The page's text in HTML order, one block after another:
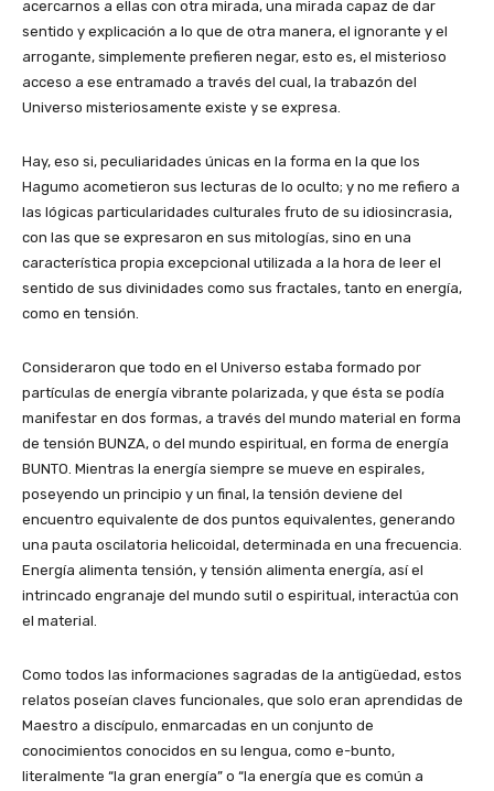
acercarnos a ellas con otra mirada, una mirada capaz de dar
sentido y explicación a lo que de otra manera, el ignorante y el
arrogante, simplemente prefieren negar, esto es, el misterioso
acceso a ese entramado a través del cual, la trabazón del
Universo misteriosamente existe y se expresa.
Hay, eso si, peculiaridades únicas en la forma en la que los
Hagumo acometieron sus lecturas de lo oculto; y no me refiero a
las lógicas particularidades culturales fruto de su idiosincrasia,
con las que se expresaron en sus mitologías, sino en una
característica propia excepcional utilizada a la hora de leer el
sentido de sus divinidades como sus fractales, tanto en energía,
como en tensión.
Consideraron que todo en el Universo estaba formado por
partículas de energía vibrante polarizada, y que ésta se podía
manifestar en dos formas, a través del mundo material en forma
de tensión BUNZA, o del mundo espiritual, en forma de energía
BUNTO. Mientras la energía siempre se mueve en espirales,
poseyendo un principio y un final, la tensión deviene del
encuentro equivalente de dos puntos equivalentes, generando
una pauta oscilatoria helicoidal, determinada en una frecuencia.
Energía alimenta tensión, y tensión alimenta energía, así el
intrincado engranaje del mundo sutil o espiritual, interactúa con
el material.
Como todos las informaciones sagradas de la antigüedad, estos
relatos poseían claves funcionales, que solo eran aprendidas de
Maestro a discípulo, enmarcadas en un conjunto de
conocimientos conocidos en su lengua, como e-bunto,
literalmente “la gran energía” o “la energía que es común a